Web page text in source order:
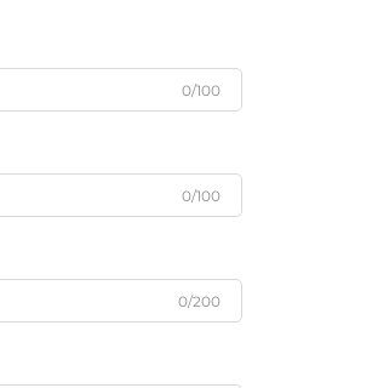
0/100
0/100
0/200